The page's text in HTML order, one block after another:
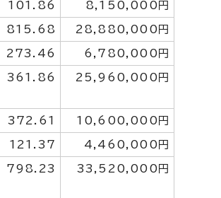
101.86 8,150,000円
815.68 28,880,000円
273.46 6,780,000円
361.86 25,960,000円
372.61 10,600,000円
121.37 4,460,000円
798.23 33,520,000円